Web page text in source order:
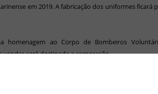
em 2019. A fabricação dos uniformes ficará
homenagem ao Corpo de Bombeiros
vendas será destinada a corporação.
nas mangas as insígnias “Joinville” e “01”
elas que identificam a instituição joinvilense como